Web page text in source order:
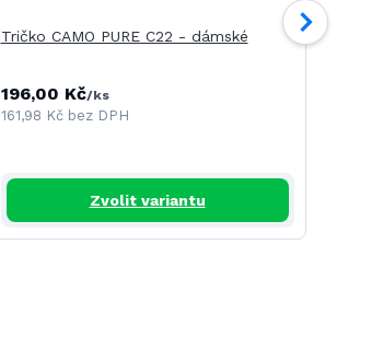
Tričko CAMO PURE C22 - dámské
196,00 Kč/ks
161,98 Kč bez DPH
Zvolit variantu